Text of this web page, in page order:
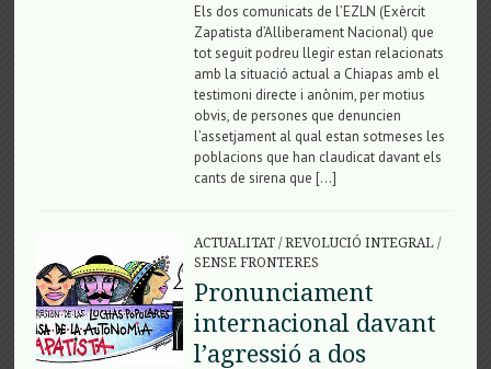
Els dos comunicats de l’EZLN (Exèrcit
Zapatista d’Alliberament Nacional) que
tot seguit podreu llegir estan relacionats
amb la situació actual a Chiapas amb el
testimoni directe i anònim, per motius
obvis, de persones que denuncien
l’assetjament al qual estan sotmeses les
poblacions que han claudicat davant els
cants de sirena que […]
ACTUALITAT/REVOLUCIÓ INTEGRAL/
SENSE FRONTERES
Pronunciament
internacional davant
l’agressió a dos